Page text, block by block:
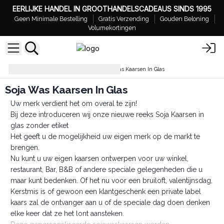
EERLIJKE HANDEL IN GROOTHANDELSCADEAUS SINDS 1995
Geen Minimale Bestelling Gratis Verzending
Gouden Beloning
Volumekortingen
Soja Was Kaarsen In Glas
Soja Was Kaarsen In Glas
Uw merk verdient het om overal te zijn!
Bij deze introduceren wij onze nieuwe reeks Soja Kaarsen in
glas zonder etiket
Het geeft u de mogelijkheid uw eigen merk op de markt te
brengen.
Nu kunt u uw eigen kaarsen ontwerpen voor uw winkel,
restaurant, Bar, B&B of andere speciale gelegenheden die u
maar kunt bedenken. Of het nu voor een bruiloft, valentijnsdag,
Kerstmis is of gewoon een klantgeschenk een private label
kaars zal de ontvanger aan u of de speciale dag doen denken
elke keer dat ze het lont aansteken.